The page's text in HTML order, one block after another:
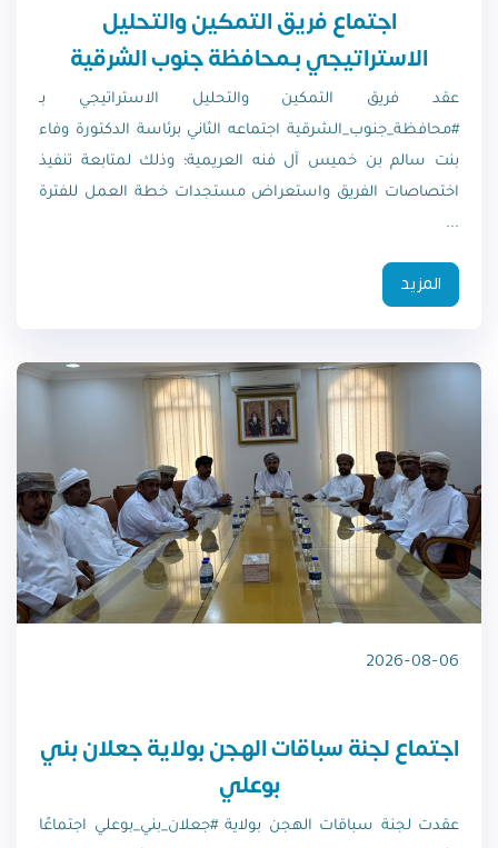
اجتماع فريق التمكين والتحليل
الاستراتيجي بـمحافظة جنوب الشرقية
عقد فريق التمكين والتحليل الاستراتيجي بـ
#محافظة_جنوب_الشرقية اجتماعه الثاني برئاسة الدكتورة وفاء
بنت سالم بن خميس آل فنه العريمية؛ وذلك لمتابعة تنفيذ
اختصاصات الفريق واستعراض مستجدات خطة العمل للفترة
...
المزيد
2026-08-06
اجتماع لجنة سباقات الهجن بولاية جعلان بني
بوعلي
عقدت لجنة سباقات الهجن بولاية #جعلان_بني_بوعلي اجتماعًا